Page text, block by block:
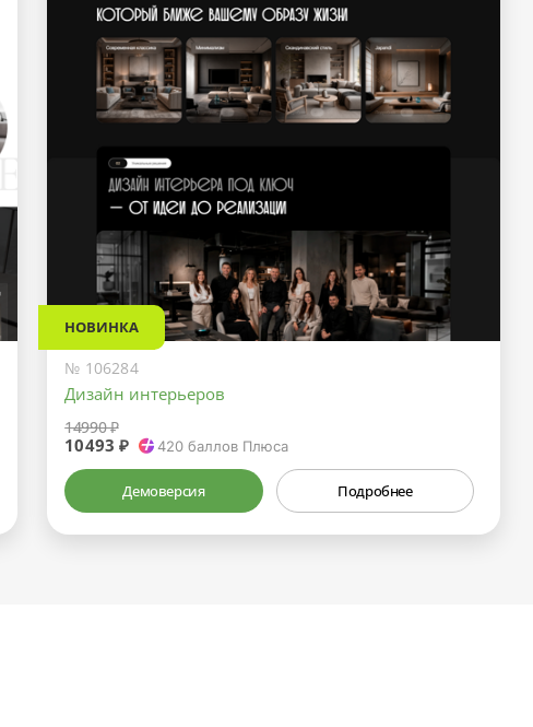
НОВИНКА
№ 106284
Дизайн интерьеров
14990 ₽
10493 ₽ 420баллов Плюса
Демоверсия Подробнее